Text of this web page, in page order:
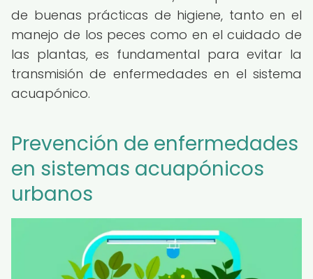
de buenas prácticas de higiene, tanto en el
manejo de los peces como en el cuidado de
las plantas, es fundamental para evitar la
transmisión de enfermedades en el sistema
acuapónico.
Prevención de enfermedades
en sistemas acuapónicos
urbanos